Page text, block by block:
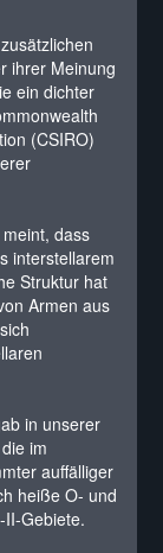
ihrer Meinung
ein dichter
(CSIRO)
dass
interstellarem
Struktur hat
Armen aus
in unserer
im
auffälliger
heiße O- und
II-Gebiete.